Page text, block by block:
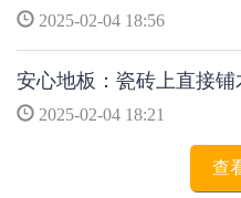
2025-02-04 18:56
安心地板：瓷砖上直接铺
2025-02-04 18:21
查